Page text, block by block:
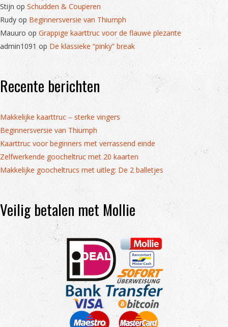
Stijn op Schudden & Couperen
Rudy op Beginnersversie van Thiumph
Mauuro op Grappige kaarttruc voor de flauwe plezante
admin1091 op De klassieke “pinky” break
Recente berichten
Makkelijke kaarttruc – sterke vingers
Beginnersversie van Thiumph
Kaarttruc voor beginners met verrassend einde
Zelfwerkende goocheltruc met 20 kaarten
Makkelijke goocheltrucs met uitleg: De 2 balletjes
Veilig betalen met Mollie